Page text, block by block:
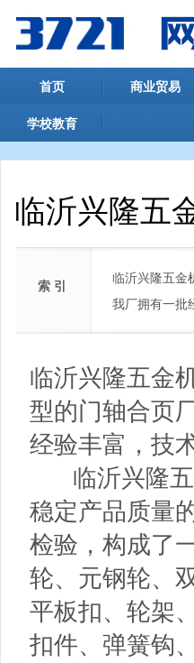
首页 商业贸易
学校教育
临沂兴隆五
索 引
临沂兴隆五金
我厂拥有一批
临沂兴隆五金
型的门轴合页
经验丰富，技
临沂兴隆五
稳定产品质量
检验，构成了
轮、元钢轮、
平板扣、轮架
扣件、弹簧钩